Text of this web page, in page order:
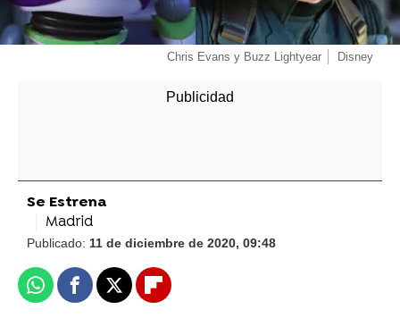
Chris Evans y Buzz Lightyear Disney
Se Estrena
Madrid
Publicado: 11 de diciembre de 2020, 09:48
WhatsappFacebook
X Flipboard